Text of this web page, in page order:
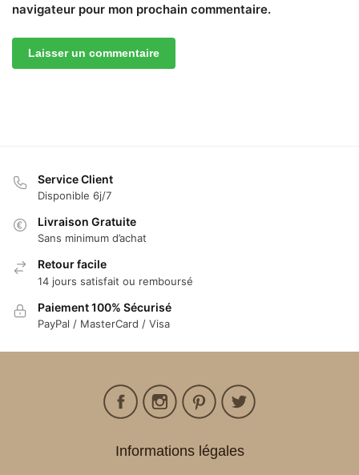
navigateur pour mon prochain commentaire.
Service Client
Disponible 6j/7
Livraison Gratuite
Sans minimum d’achat
Retour facile
14 jours satisfait ou remboursé
Paiement 100% Sécurisé
PayPal / MasterCard / Visa
Informations légales